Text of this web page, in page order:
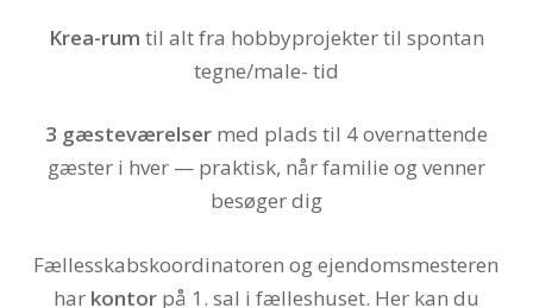
Krea-rum til alt fra hobbyprojekter til spontan
tegne/male- tid
3 gæsteværelser med plads til 4 overnattende
gæster i hver — praktisk, når familie og venner
besøger dig
Fællesskabskoordinatoren og ejendomsmesteren
har kontorpå 1. sal i fælleshuset. Her kan du